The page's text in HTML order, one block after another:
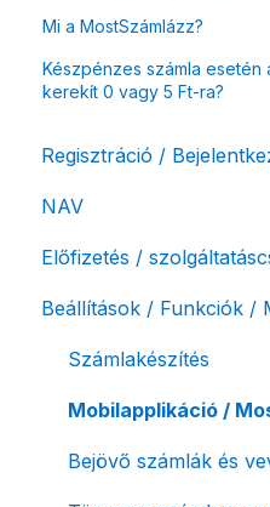
Mi a MostSzámlázz?
Készpénzes számla esetén
kerekít 0 vagy 5 Ft-ra?
Regisztráció /
Felhasználó beállításai
Számlázási fiók
NAV
NAV online
Adóhatósági
NAV pénztárgép
Számlaverzum
Előfizetés /
Szolgáltatáscsomag
Szolgáltatáscsomag
Fiók / felhasználó
Díjfizetés / díjtartozás
Beállítások / Funkciók /
Számlakészítés
Mobilapplikáció /
Bejövő számlák és